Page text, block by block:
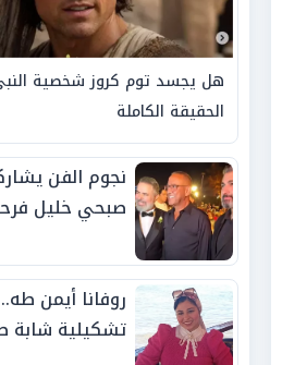
هل يجسد توم كروز شخصية
الحقيقة الكاملة
نجوم الفن
صبحي خليل
روفانا أيمن
تشكيلية شابة